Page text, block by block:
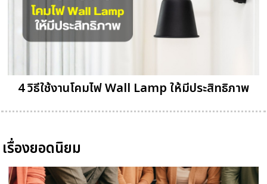
4 วิธีใช้งานโคมไฟ Wall Lamp ให้มีประสิทธิภาพ
เรื่องยอดนิยม